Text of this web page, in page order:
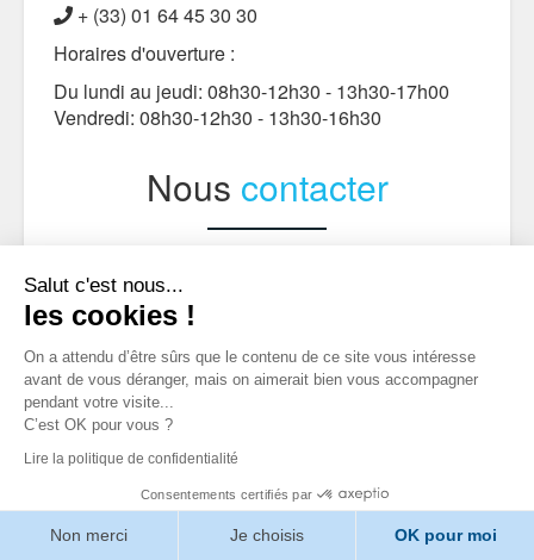
Salut c'est nous...
les cookies !
On a attendu d’être sûrs que le contenu de ce site vous intéresse
avant de vous déranger, mais on aimerait bien vous accompagner
pendant votre visite...
C’est OK pour vous ?
Lire la politique de confidentialité
Consentements certifiés par
Non merci Je choisis OK pour moi
+ (33) 01 64 45 30 30
Horaires d'ouverture :
Du lundi au jeudi: 08h30-12h30 - 13h30-17h00
Vendredi: 08h30-12h30 - 13h30-16h30
Nous contacter